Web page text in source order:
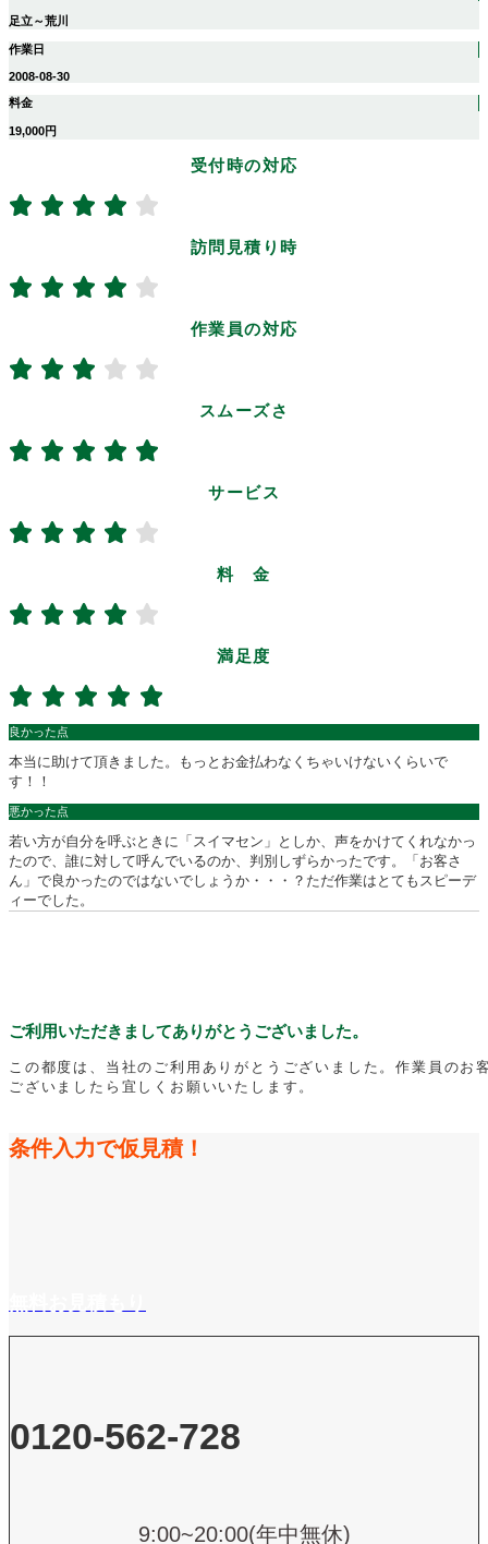
足立～荒川
作業日
2008-08-30
料金
19,000円
受付時の対応
訪問見積り時
作業員の対応
スムーズさ
サービス
料 金
満足度
良かった点
本当に助けて頂きました。もっとお金払わなくちゃいけないくらいで
す！！
悪かった点
若い方が自分を呼ぶときに「スイマセン」としか、声をかけてくれなかっ
たので、誰に対して呼んでいるのか、判別しずらかったです。「お客さ
ん」で良かったのではないでしょうか・・・？ただ作業はとてもスピーデ
ィーでした。
ご利用いただきましてありがとうございました。
この都度は、当社のご利用ありがとうございました。作業員の
ございましたら宜しくお願いいたします。
条件入力で仮見積！
0120-562-728
9:00~20:00(年中無休)